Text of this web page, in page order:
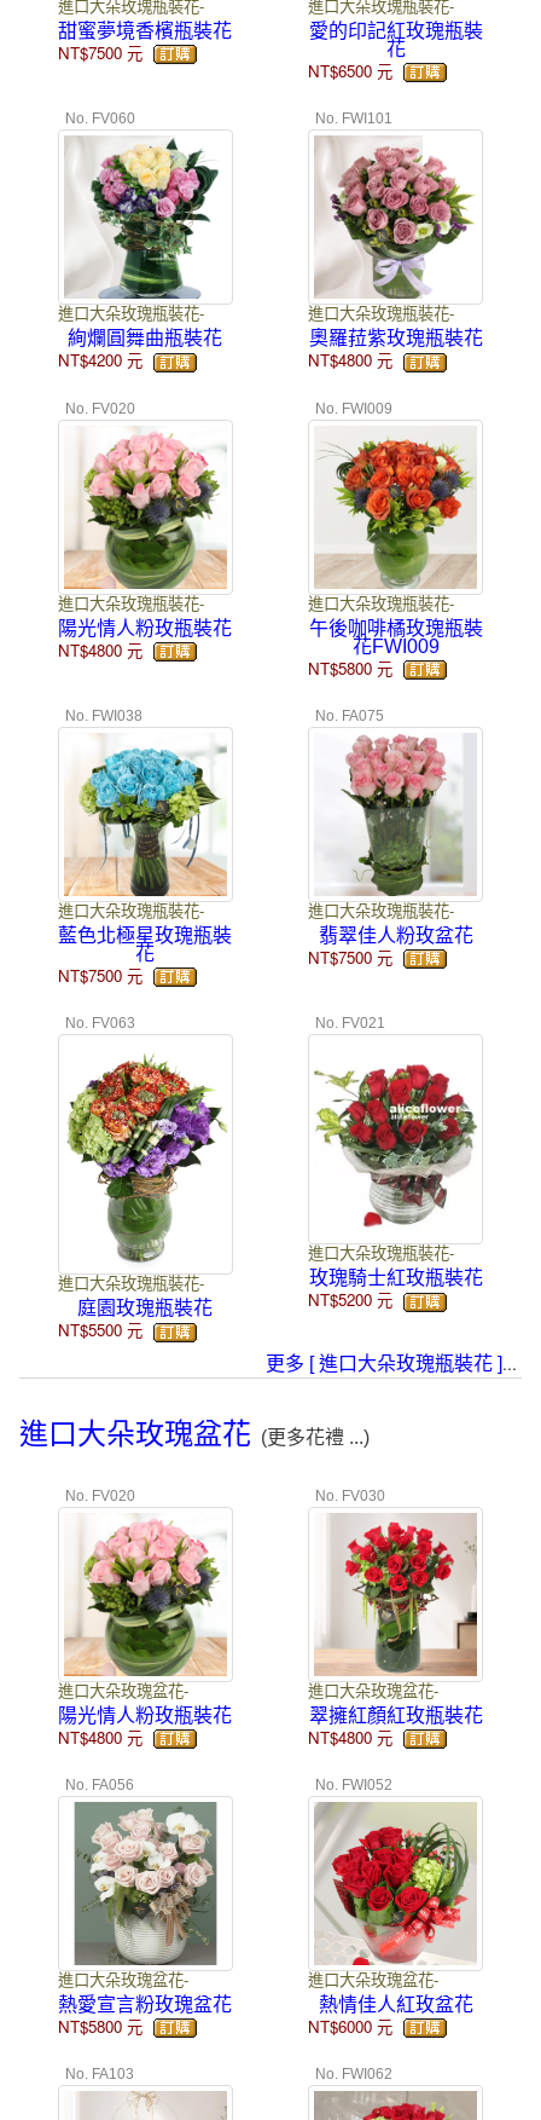
進口大朵玫瑰瓶裝花-
甜蜜夢境香檳瓶裝花
NT$7500元
進口大朵玫瑰瓶裝花-
愛的印記紅玫瑰瓶裝
花
NT$6500 元
No. FV060
進口大朵玫瑰瓶裝花-
絢爛圓舞曲瓶裝花
NT$4200元
No. FWI101
進口大朵玫瑰瓶裝花-
奧羅菈紫玫瑰瓶裝花
NT$4800 元
No. FV020
進口大朵玫瑰瓶裝花-
陽光情人粉玫瓶裝花
NT$4800元
No. FWI009
進口大朵玫瑰瓶裝花-
午後咖啡橘玫瑰瓶裝
花FWI009
NT$5800 元
No. FWI038
進口大朵玫瑰瓶裝花-
藍色北極星玫瑰瓶裝
花
NT$7500元
No. FA075
進口大朵玫瑰瓶裝花-
翡翠佳人粉玫盆花
NT$7500 元
No. FV063
進口大朵玫瑰瓶裝花-
庭園玫瑰瓶裝花
NT$5500元
No. FV021
進口大朵玫瑰瓶裝花-
玫瑰騎士紅玫瓶裝花
NT$5200 元
更多 [ 進口大朵玫瑰瓶裝花 ]...
進口大朵玫瑰盆花 (更多花禮 ...)
No. FV020
進口大朵玫瑰盆花-
陽光情人粉玫瓶裝花
NT$4800元
No. FV030
進口大朵玫瑰盆花-
翠擁紅顏紅玫瓶裝花
NT$4800 元
No. FA056
進口大朵玫瑰盆花-
熱愛宣言粉玫瑰盆花
NT$5800元
No. FWI052
進口大朵玫瑰盆花-
熱情佳人紅玫盆花
NT$6000 元
No. FA103 No. FWI062